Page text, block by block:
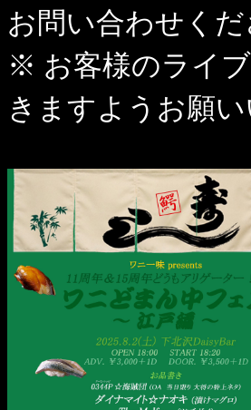
お問い合わせくだ
※ お客様のライ
きますようお願